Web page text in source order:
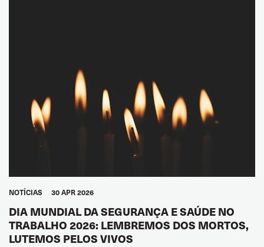
NOTÍCIAS 30 APR 2026
DIA MUNDIAL DA SEGURANÇA E SAÚDE NO
TRABALHO 2026: LEMBREMOS DOS MORTOS,
LUTEMOS PELOS VIVOS